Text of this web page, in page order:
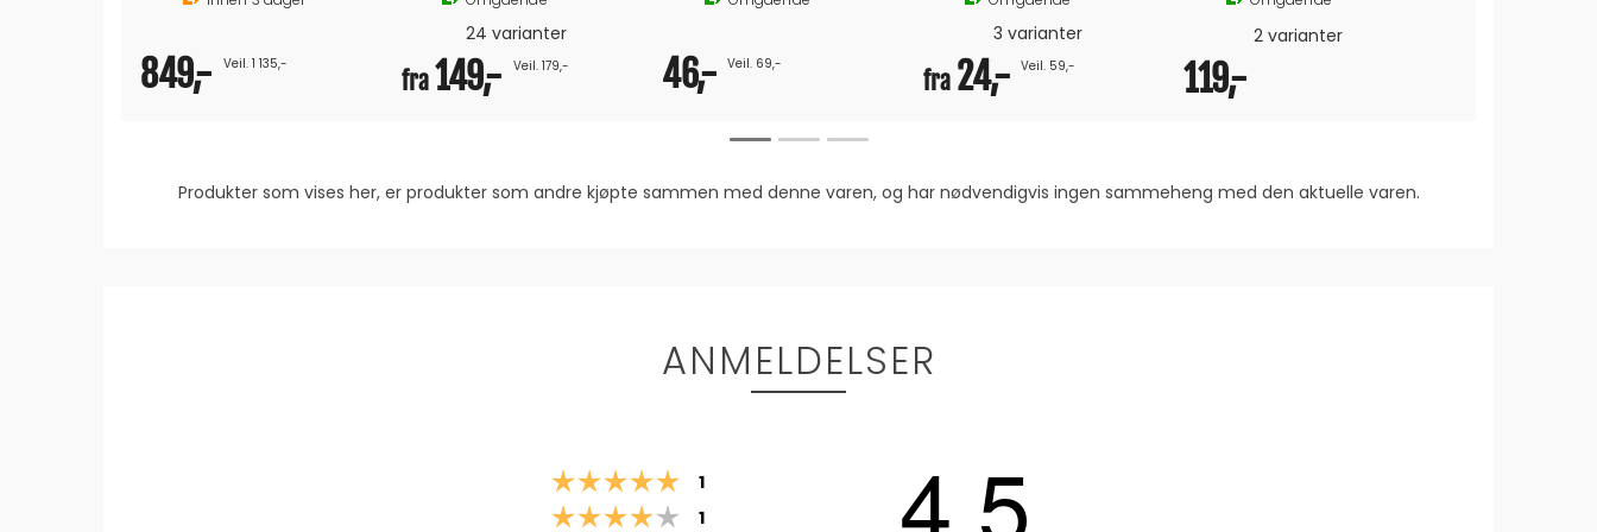
849,- Veil. 1 135,-
24 varianter
fra149,- Veil. 179,- 46,- Veil. 69,-
3 varianter
fra24,- Veil. 59,-
2 varianter
119,-
Produkter som vises her, er produkter som andre kjøpte sammen med denne varen, og har nødvendigvis ingen sammeheng med den aktuelle varen.
ANMELDELSER
Karakter: 5 av 5 mulige
1
Karakter: 4 av 5 mulige
1 4.5